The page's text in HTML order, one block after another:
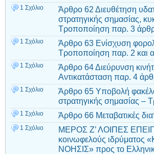
1 Σχόλιο
Άρθρο 62 Διευθέτηση
στρατηγικής σημασίας,
Τροποποίηση παρ. 3
1 Σχόλιο
Άρθρο 63 Ενίσχυση
Τροποποίηση παρ. 2 και
1 Σχόλιο
Άρθρο 64 Διεύρυνση
Αντικατάσταση παρ. 4
1 Σχόλιο
Άρθρο 65 Υποβολή
στρατηγικής σημασίας
1 Σχόλιο Άρθρο 66 Μεταβατικές
1 Σχόλιο
ΜΕΡΟΣ Ζ’ ΛΟΙΠΕΣ
κοινωφελούς ιδρύματος
ΝΟΗΣΙΣ» προς το